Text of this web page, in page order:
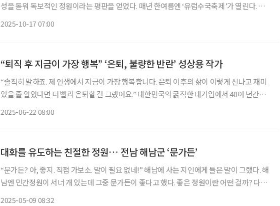
성을 돋워 독보적인 정원이라는 평판을 얻었다. 매년 한여름엔 ‘유럽수국축제’가 열린다. 올해
2025-10-17 07:00
“퇴직 후 지금이 가장 행복” ‘은퇴, 불량한 반란’ 성상용 작가
“솔직히 말하죠. 제 인생에서 지금이 가장 행복합니다. 은퇴 이후의 삶이 이렇게 신나고 재미
있을 줄 알았다면 더 빨리 은퇴할 걸 그랬어요.” 대한민국의 굵직한 대기업에서 40여 년간
2025-06-22 08:00
대화를 유도하는 친절한 정원… 전남 해남군 ‘문가든’
“문가든? 아, 좋지. 직접 가보소. 말이 필요 없네!” 해남에 사는 지인에게 들은 말이 그랬다. 해
남엔 민간정원이 서너 개 있는데 그중 문가든이 좋다고 했다. 좋은 정원이란 어떤 걸까? 다채
2025-05-09 08:32